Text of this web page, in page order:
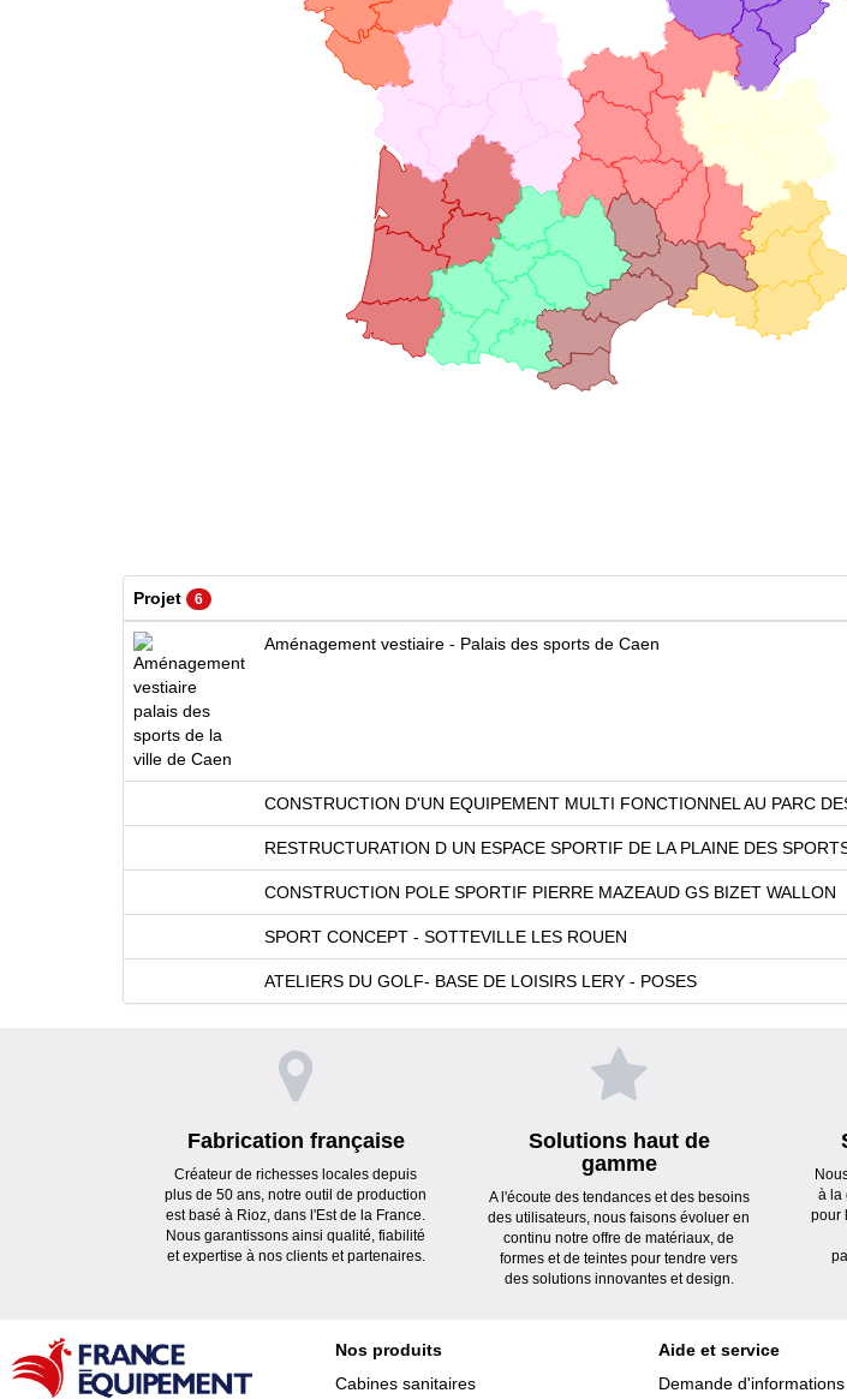
Projet 6
Aménagement vestiaire - Palais des sports de Caen
CONSTRUCTION D'UN EQUIPEMENT MULTI FONCTIONNEL AU PARC
RESTRUCTURATION D UN ESPACE SPORTIF DE LA PLAINE DES
CONSTRUCTION POLE SPORTIF PIERRE MAZEAUD GS BIZET WALLON
SPORT CONCEPT - SOTTEVILLE LES ROUEN
ATELIERS DU GOLF- BASE DE LOISIRS LERY - POSES
Fabrication française
Créateur de richesses locales depuis
plus de 50 ans, notre outil de production
est basé à Rioz, dans l'Est de la France.
Nous garantissons ainsi qualité, fiabilité
et expertise à nos clients et partenaires.
Solutions haut de
gamme
A l'écoute des tendances et des besoins
des utilisateurs, nous faisons évoluer en
continu notre offre de matériaux, de
formes et de teintes pour tendre vers
des solutions innovantes et design.
à la
pour
Nos produits
Cabines sanitaires
Aide et service
Demande d'informations